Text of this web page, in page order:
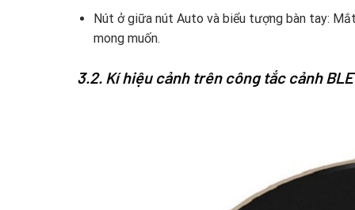
Nút ở giữa nút Auto và biểu tượng bàn tay:
mong muốn.
3.2. Kí hiệu cảnh trên công tắc cảnh